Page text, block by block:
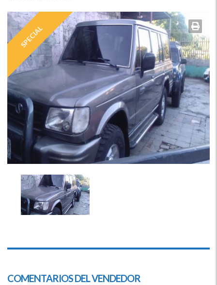
SPECIAL
COMENTARIOS DEL VENDEDOR